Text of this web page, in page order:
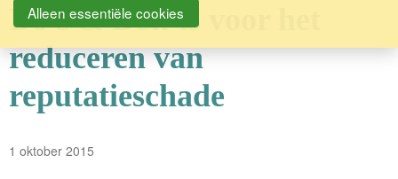
Do's & Don'ts voor het
reduceren van
reputatieschade
1 oktober 2015
Alleen essentiële cookies